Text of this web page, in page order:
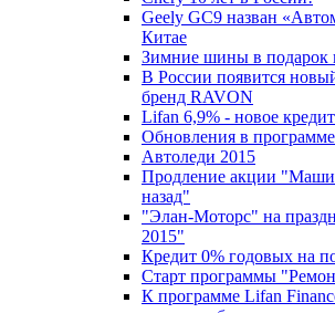
Geely GC9 назван
Китае
Зимние шины в подарок
В России появится
бренд RAVON
Lifan 6,9% - новое
Обновления в
Автоледи 2015
Продление акции
назад"
"Элан-Моторс" на
2015"
Кредит 0% годовых на
Старт программы
К программе Lifan